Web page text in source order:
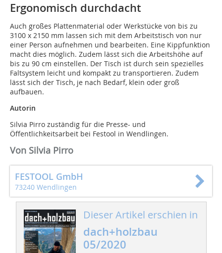
Ergonomisch durchdacht
Auch großes Plattenmaterial oder Werkstücke von bis zu
3100 x 2150 mm lassen sich mit dem Arbeitstisch von nur
einer Person aufnehmen und bearbeiten. Eine Kippfunktion
macht dies möglich. Zudem lässt sich die Arbeitshöhe auf
bis zu 90 cm einstellen. Der Tisch ist durch sein spezielles
Faltsystem leicht und kompakt zu transportieren. Zudem
lässt sich der Tisch, je nach Bedarf, klein oder groß
aufbauen.
Autorin
Silvia Pirro zuständig für die Presse- und
Öffentlichkeitsarbeit bei Festool in Wendlingen.
Von Silvia Pirro
FESTOOL GmbH
73240 Wendlingen
Dieser Artikel erschien in
dach+holzbau
05/2020